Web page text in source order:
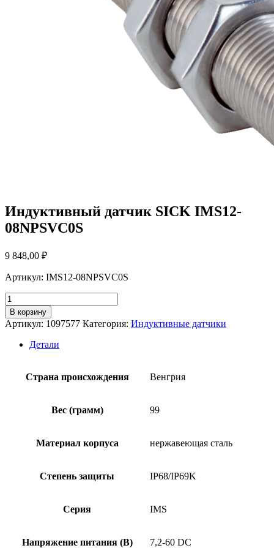
Индуктивный датчик SICK IMS12-
08NPSVC0S
9 848,00 ₽
Артикул: IMS12-08NPSVC0S
Количество
товара
Индуктивный
датчик
SICK
IMS12-
В корзину
Артикул: 1097577 Категория: Индуктивные датчики
Детали
Страна происхождения Венгрия
Вес (грамм) 99
Материал корпуса нержавеющая сталь
Степень защиты IP68/IP69K
Серия IMS
Напряжение питания (В) 7,2-60 DC